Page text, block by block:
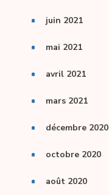
juin 2021
mai 2021
avril 2021
mars 2021
décembre 2020
octobre 2020
août 2020